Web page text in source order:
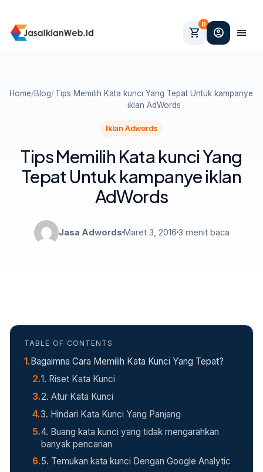
shopping_cart
0
account_circle menu
Home/Blog/Tips Memilih Kata kunci Yang Tepat Untuk kampanye
iklan AdWords
Iklan Adwords
Tips Memilih Kata kunci Yang
Tepat Untuk kampanye iklan
AdWords
Jasa Adwords Maret 3, 2016 3 menit baca
TABLE OF CONTENTS
Bagaimna Cara Memilih Kata Kunci Yang Tepat?
1. Riset Kata Kunci
2. Atur Kata Kunci
3. Hindari Kata Kunci Yang Panjang
4. Buang kata kunci yang tidak mengarahkan
banyak pencarian
5. Temukan kata kunci Dengan Google Analytic